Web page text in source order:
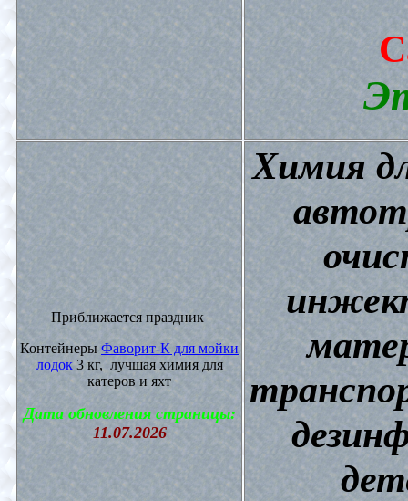
Приближается праздник
Контейнеры Фаворит-К для мойки
лодок3 кг, лучшая химия для
катеров и яхт
Дата обновления страницы:
11.07.2026
Химия